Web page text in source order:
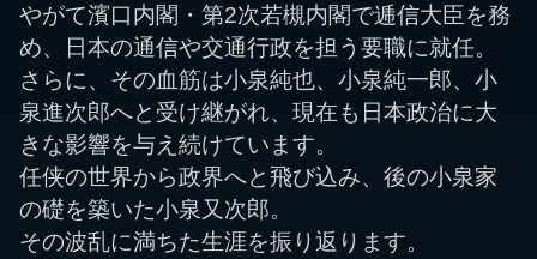
やがて濱口内閣・第2次若槻内閣で逓信大臣を務
め、日本の通信や交通行政を担う要職に就任。
さらに、その血筋は小泉純也、小泉純一郎、小
泉進次郎へと受け継がれ、現在も日本政治に大
きな影響を与え続けています。
任侠の世界から政界へと飛び込み、後の小泉家
の礎を築いた小泉又次郎。
その波乱に満ちた生涯を振り返ります。